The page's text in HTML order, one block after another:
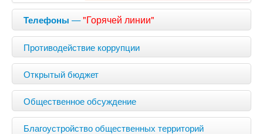
Телефоны —"Горячей линии"
Противодействие коррупции
Открытый бюджет
Общественное обсуждение
Благоустройство общественных территорий